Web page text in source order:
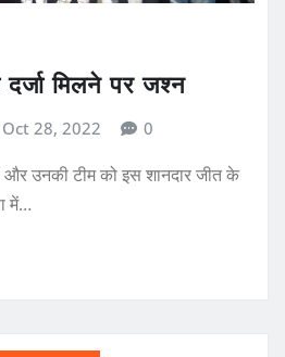
मिलने पर जश्न
Oct 28, 2022 0
उनकी टीम को इस शानदार जीत के
में…